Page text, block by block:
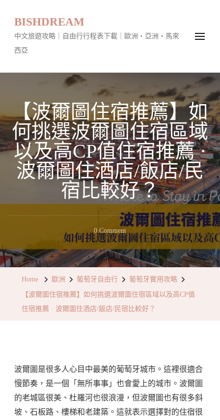
BISHDREAM
中文旅遊攻略｜自由行行程表下載｜歐洲・亞洲・馬來
西亞
【波爾圖住宿推薦】如
何挑選波爾圖住宿區域
以及高CP值住宿推薦 ·
波爾圖住酒店/飯店/民
宿比較好？
0 CommentOn
【波
爾
挑
選
波
爾
Home 歐洲 葡萄牙自由行 葡萄牙實用攻略
【波爾圖住宿推薦】如何挑選波爾圖住宿區域以及高CP值
住宿推薦 · 波爾圖住酒店/飯店/民宿比較好？
波爾圖是很多人心目中最美的葡萄牙城市。這裡很適合
慢節奏，是一個「無所事事」也會愛上的城市。波爾圖
的老城區很美、杜羅河也很浪漫，但波爾圖也有很多斜
坡、石板路、樓梯和老建築。這就表示選擇對的住宿很